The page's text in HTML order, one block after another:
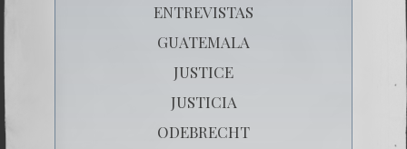
ENTREVISTAS
GUATEMALA
JUSTICE
JUSTICIA
ODEBRECHT